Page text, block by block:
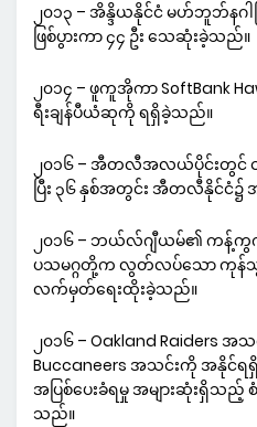
၂၀၁၃ – အိန္ဒိယနိုင်ငံ မဟ်ဘူဘ်န
ဖြစ်ပွားကာ ၄၄ ဦး သေဆုံးခဲ့သည်။
၂၀၁၄ – ဖူကူအိုကာ SoftBank
ရီးချန်ပီယံဆုကို ရရှိခဲ့သည်။
၂၀၁၆ – အီတလီအလယ်ပိုင်းတွင် င
ပြီး ၃၆ နှစ်အတွင်း အီတလီနိုင်ငံ၌
၂၀၁၆ – ဘယ်လ်ဂျီယမ်၏ ကန့်ကွက်
ပသမဂ္ဂတို့က လွတ်လပ်သော ကု
လက်မှတ်ရေးထိုးခဲ့သည်။
၂၀၁၆ – Oakland Raiders
Buccaneers အသင်းကို အနိုင်
အပြစ်ပေးခံရမှု အများဆုံးရှိသည့်
သည်။